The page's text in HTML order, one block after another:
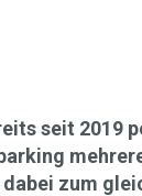
seit 2019
zum